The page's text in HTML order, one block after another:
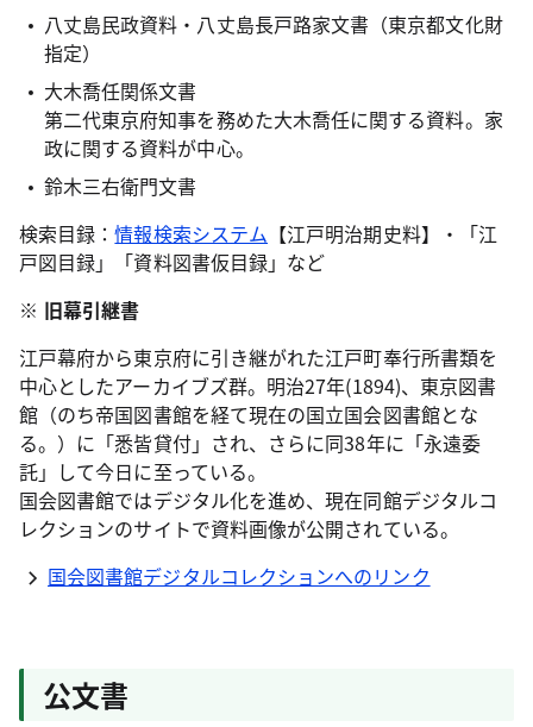
八丈島民政資料・八丈島長戸路家文書（東京都文化財
指定）
大木喬任関係文書
第二代東京府知事を務めた大木喬任に関する資料。家
政に関する資料が中心。
鈴木三右衛門文書
検索目録：情報検索システム 【江戸明治期史料】・「江
戸図目録」「資料図書仮目録」など
旧幕引継書
江戸幕府から東京府に引き継がれた江戸町奉行所書類を
中心としたアーカイブズ群。明治27年(1894)、東京図書
館（のち帝国図書館を経て現在の国立国会図書館とな
る。）に「悉皆貸付」され、さらに同38年に「永遠委
託」して今日に至っている。
国会図書館ではデジタル化を進め、現在同館デジタルコ
レクションのサイトで資料画像が公開されている。
国会図書館デジタルコレクションへのリンク
公文書